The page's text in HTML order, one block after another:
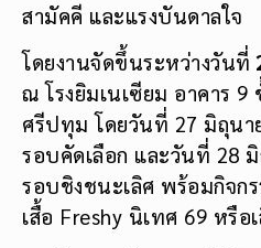
สามัคคี และแรงบันดาลใจ
โดยงานจัดขึ้นระหว่างวันที่
ณ โรงยิมเนเซียม อาคาร
ศรีปทุม โดยวันที่ 27 มิถุน
รอบคัดเลือก และวันที่ 28
รอบชิงชนะเลิศ พร้อมกิจก
เสื้อ Freshy นิเทศ 69 หรือ